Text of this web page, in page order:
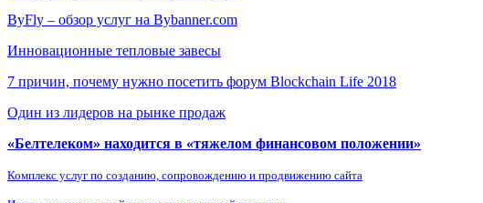
ByFly – обзор услуг на Bybanner.com
Инновационные тепловые завесы
7 причин, почему нужно посетить форум Blockchain Life 2018
Один из лидеров на рынке продаж
«Белтелеком» находится в «тяжелом финансовом положении»
Комплекс услуг по созданию, сопровождению и продвижению сайта